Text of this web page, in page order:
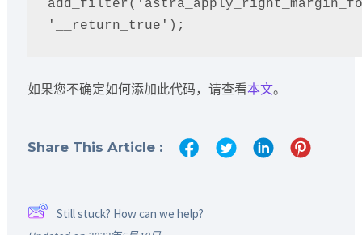
'__return_true');
如果您不确定如何添加此代码，请查看本文。
Share This Article :
Still stuck? How can we help?